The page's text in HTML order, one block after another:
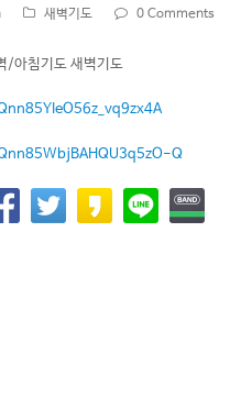
새벽기도 0 Comments
아침기도 새벽기도
Q